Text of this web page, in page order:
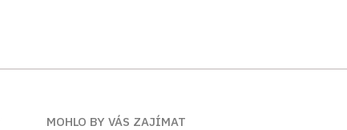
MOHLO BY VÁS ZAJÍMAT